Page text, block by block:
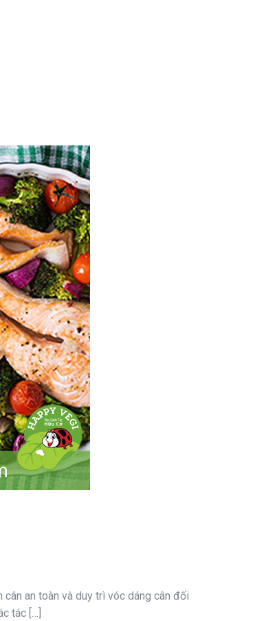
an toàn và duy trì vóc dáng cân đối
tác […]